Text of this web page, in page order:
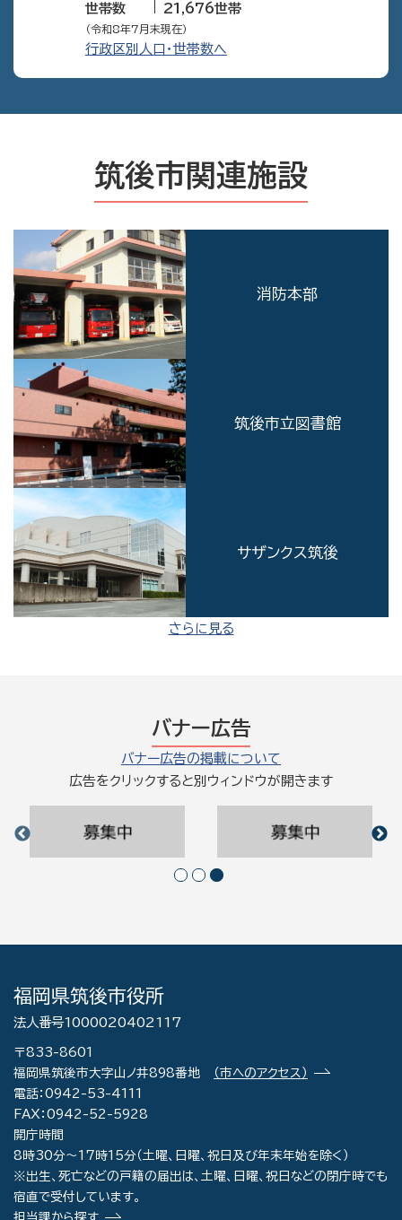
世帯数
21,676世帯
（令和8年7月末現在）
行政区別人口・世帯数へ
筑後市関連施設
消防本部
筑後市立図書館
サザンクス筑後
さらに見る
バナー広告
バナー広告の掲載について
広告をクリックすると別ウィンドウが開きます
福岡県筑後市役所
〒833-8601
福岡県筑後市大字山ノ井898番地
電話：0942-53-4111
FAX：0942-52-5928
開庁時間
8時30分～17時15分（土曜、日曜、祝日及び年末年始を除く）